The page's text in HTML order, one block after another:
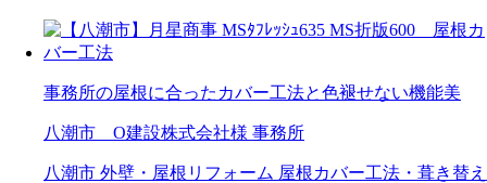
事務所の屋根に合ったカバー工法と色褪せない機能美
八潮市 O建設株式会社様 事務所
八潮市 外壁・屋根リフォーム 屋根カバー工法・葺き替え